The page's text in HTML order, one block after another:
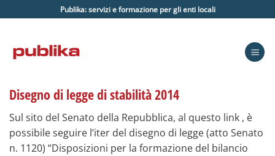
ai
Publika: servizi e formazione per gli enti locali
Disegno di legge di stabilità 2014
Sul sito del Senato della Repubblica, al questo link , è
possibile seguire l’iter del disegno di legge (atto Senato
n. 1120) “Disposizioni per la formazione del bilancio